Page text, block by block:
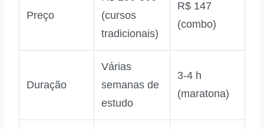
Preço
(cursos
tradicionais)
R$ 147
(combo)
Duração
Várias
semanas de
estudo
3‑4 h
(maratona)